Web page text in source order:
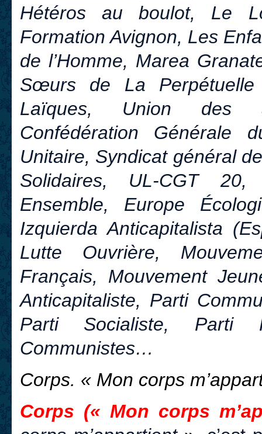
Hétéros au boulot, Le
Formation Avignon, Les
de l’Homme, Marea
Sœurs de La Perpétuelle
Laïques, Union des
Confédération Générale
Unitaire, Syndicat général
Solidaires, UL-CGT 20,
Ensemble, Europe
Izquierda Anticapitalista
Lutte Ouvrière,
Français, Mouvement
Anticapitaliste, Parti
Parti Socialiste, Parti
Communistes…
Corps. « Mon corps
Corps (« Mon corps